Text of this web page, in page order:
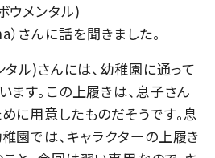
ウメンタル)
さんに話を聞きました。
ル)さんには、幼稚園に通って
す。この上履きは、息子さん
に用意したものだそうです。息
園では、キャラクターの上履き